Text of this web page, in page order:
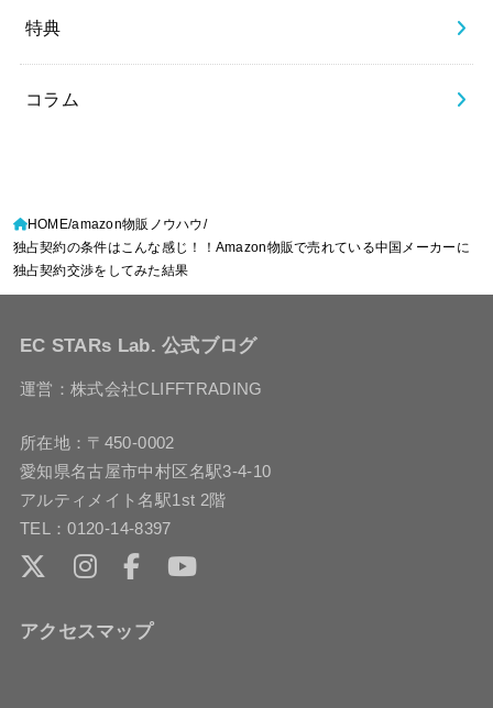
特典
コラム
HOME amazon物販ノウハウ
独占契約の条件はこんな感じ！！Amazon物販で売れている中国メーカーに
独占契約交渉をしてみた結果
EC STARs Lab. 公式ブログ
運営：株式会社CLIFFTRADING
所在地：〒450-0002
愛知県名古屋市中村区名駅3-4-10
アルティメイト名駅1st 2階
TEL：0120-14-8397
アクセスマップ